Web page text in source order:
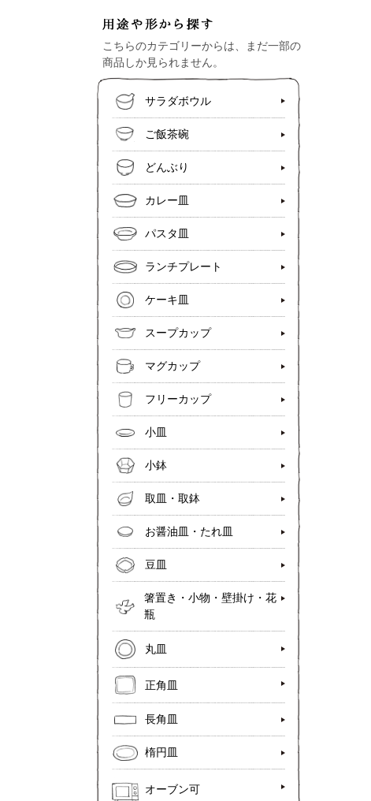
こちらのカテゴリーからは、まだ一部の
商品しか見られません。
サラダボウル
ご飯茶碗
どんぶり
カレー皿
パスタ皿
ランチプレート
ケーキ皿
スープカップ
マグカップ
フリーカップ
小皿
小鉢
取皿・取鉢
お醤油皿・たれ皿
豆皿
箸置き・小物・壁掛け・花
瓶
丸皿
正角皿
長角皿
楕円皿
オーブン可